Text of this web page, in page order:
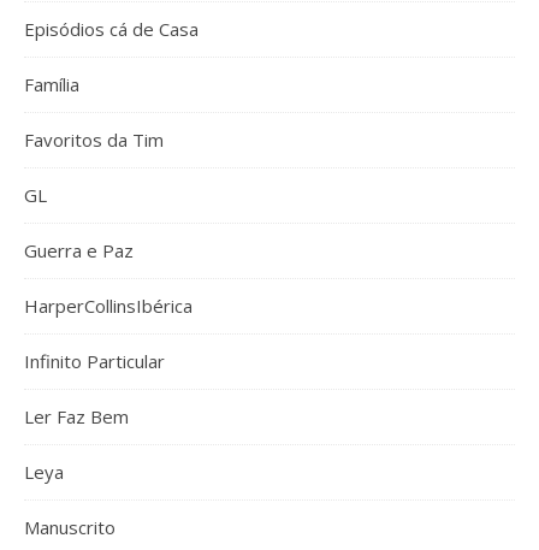
Episódios cá de Casa
Família
Favoritos da Tim
GL
Guerra e Paz
HarperCollinsIbérica
Infinito Particular
Ler Faz Bem
Leya
Manuscrito